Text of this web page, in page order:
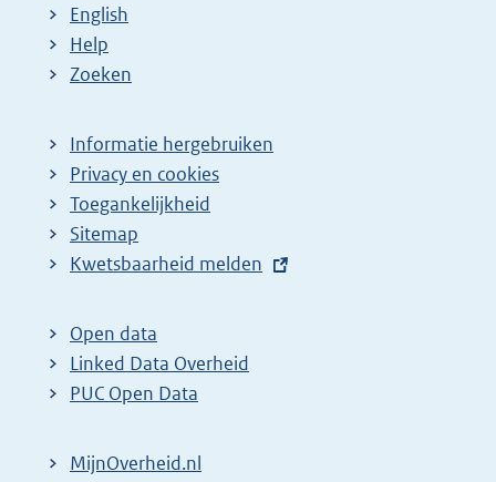
English
Help
Zoeken
Informatie hergebruiken
Privacy en cookies
Toegankelijkheid
Sitemap
E
t
e
r
l
Kwetsbaarheid melden
Open data
Linked Data Overheid
PUC Open Data
MijnOverheid.nl